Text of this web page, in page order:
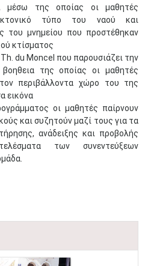
της οποίας οι μαθητές
τύπο του ναού και
του μνημείου που προστέθηκαν
κτίσματος
du Moncel που παρουσιάζει την
της οποίας οι μαθητές
περιβάλλοντα χώρο του της
εικόνα
οι μαθητές παίρνουν
και συζητούν μαζί τους για τα
ανάδειξης και προβολής
των συνεντεύξεων